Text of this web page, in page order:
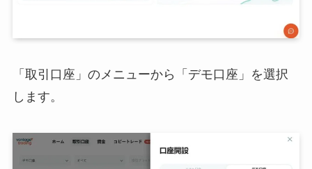
「取引口座」のメニューから「デモ口座」を選択
します。